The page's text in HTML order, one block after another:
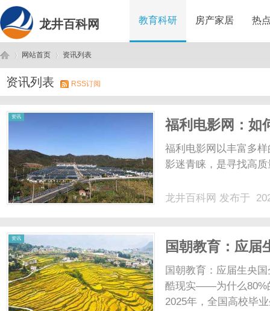
龙井百科网 教育科研 房产家居 热
龙 ›
网站首页
›
资讯列表
资讯列表 RSS订阅
资讯
福利电影网：如
秘笈
福利电影网以丰富多
影迷青睐，是寻找高
龙井百科网 发布于
资讯
国朝教育：应届
国朝教育：应届生央
酷现实——为什么80%
2025年，全国高校毕